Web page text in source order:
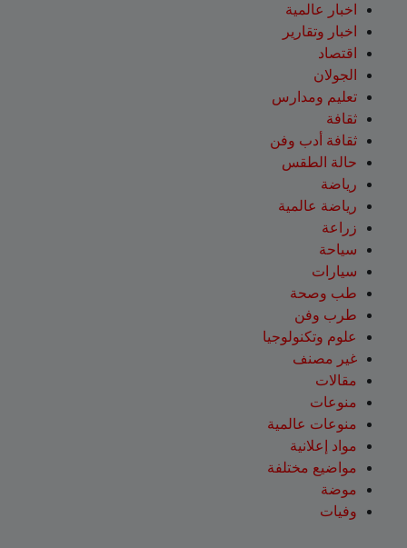
اخبار عالمية
اخبار وتقارير
اقتصاد
الجولان
تعليم ومدارس
ثقافة
ثقافة أدب وفن
حالة الطقس
رياضة
رياضة عالمية
زراعة
سياحة
سيارات
طب وصحة
طرب وفن
علوم وتكنولوجيا
غير مصنف
مقالات
منوعات
منوعات عالمية
مواد إعلانية
مواضيع مختلفة
موضة
وفيات